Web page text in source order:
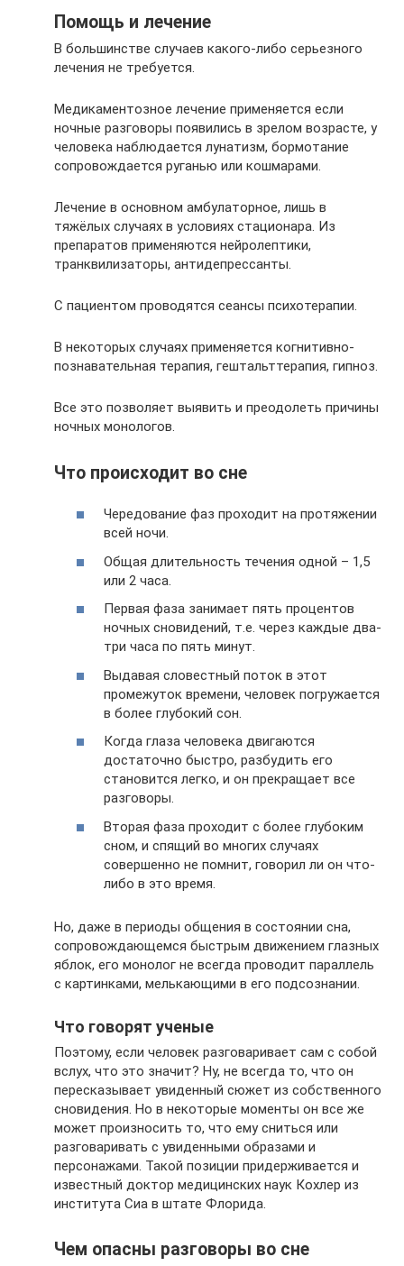
Помощь и лечение
В большинстве случаев какого-либо серьезного
лечения не требуется.
Медикаментозное лечение применяется если
ночные разговоры появились в зрелом возрасте, у
человека наблюдается лунатизм, бормотание
сопровождается руганью или кошмарами.
Лечение в основном амбулаторное, лишь в
тяжёлых случаях в условиях стационара. Из
препаратов применяются нейролептики,
транквилизаторы, антидепрессанты.
С пациентом проводятся сеансы психотерапии.
В некоторых случаях применяется когнитивно-
познавательная терапия, гештальттерапия, гипноз.
Все это позволяет выявить и преодолеть причины
ночных монологов.
Что происходит во сне
Чередование фаз проходит на протяжении
всей ночи.
Общая длительность течения одной – 1,5
или 2 часа.
Первая фаза занимает пять процентов
ночных сновидений, т.е. через каждые два-
три часа по пять минут.
Выдавая словестный поток в этот
промежуток времени, человек погружается
в более глубокий сон.
Когда глаза человека двигаются
достаточно быстро, разбудить его
становится легко, и он прекращает все
разговоры.
Вторая фаза проходит с более глубоким
сном, и спящий во многих случаях
совершенно не помнит, говорил ли он что-
либо в это время.
Но, даже в периоды общения в состоянии сна,
сопровождающемся быстрым движением глазных
яблок, его монолог не всегда проводит параллель
с картинками, мелькающими в его подсознании.
Что говорят ученые
Поэтому, если человек разговаривает сам с собой
вслух, что это значит? Ну, не всегда то, что он
пересказывает увиденный сюжет из собственного
сновидения. Но в некоторые моменты он все же
может произносить то, что ему сниться или
разговаривать с увиденными образами и
персонажами. Такой позиции придерживается и
известный доктор медицинских наук Кохлер из
института Сиа в штате Флорида.
Чем опасны разговоры во сне